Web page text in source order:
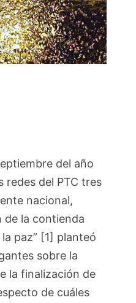
del año
redes del PTC tres
nacional,
de la contienda
paz” [1] planteó
sobre la
la finalización de
de cuáles